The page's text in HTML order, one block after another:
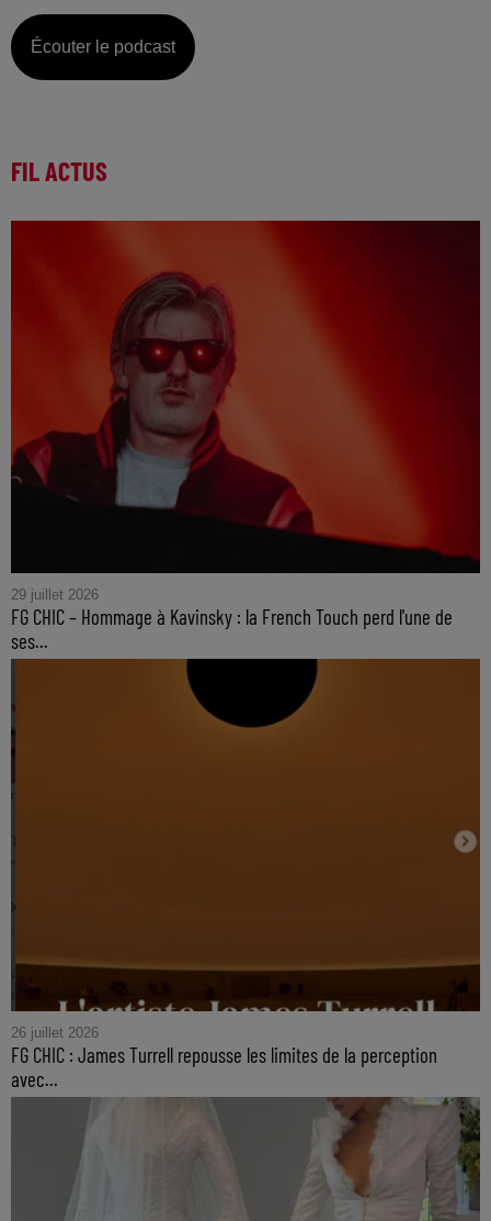
Écouter le podcast
FIL ACTUS
29 juillet 2026
FG CHIC – Hommage à Kavinsky : la French Touch perd l'une de
ses...
26 juillet 2026
FG CHIC : James Turrell repousse les limites de la perception
avec...